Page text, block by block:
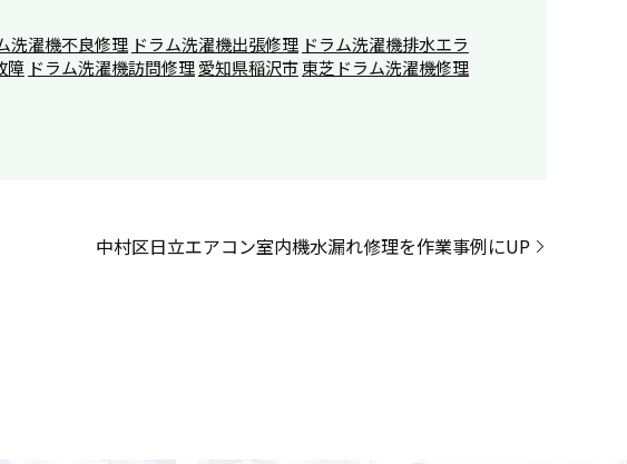
洗濯機不良修理 ドラム洗濯機出張修理 ドラム洗濯機排水エラ
障 ドラム洗濯機訪問修理愛知県稲沢市東芝ドラム洗濯機修理
中村区日立エアコン室内機水漏れ修理を作業事例にUP